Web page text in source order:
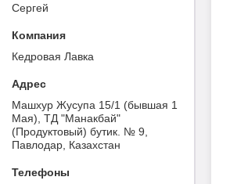
Сергей
Кедровая Лавка
Машхур Жусупа 15/1 (бывшая 1
Мая), ТД "Манакбай"
(Продуктовый) бутик. № 9,
Павлодар, Казахстан